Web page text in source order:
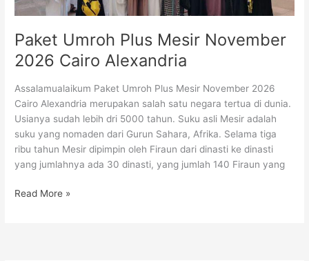
Paket Umroh Plus Mesir November
2026 Cairo Alexandria
Assalamualaikum Paket Umroh Plus Mesir November 2026
Cairo Alexandria merupakan salah satu negara tertua di dunia.
Usianya sudah lebih dri 5000 tahun. Suku asli Mesir adalah
suku yang nomaden dari Gurun Sahara, Afrika. Selama tiga
ribu tahun Mesir dipimpin oleh Firaun dari dinasti ke dinasti
yang jumlahnya ada 30 dinasti, yang jumlah 140 Firaun yang
Read More »